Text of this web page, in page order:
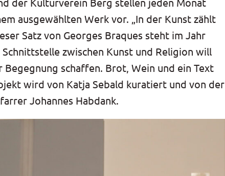
ausgewählten Werk vor. „In der Kunst zählt
Satz von Georges Braques steht im Jahr
zwischen Kunst und Religion will
schaffen. Brot, Wein und ein Text
wird von Katja Sebald kuratiert und von der
Johannes Habdank.